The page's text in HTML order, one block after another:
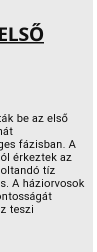
be az első
fázisban. A
érkeztek az
tíz
A háziorvosok
teszi